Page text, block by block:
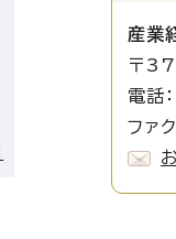
産業
〒
電
ファ